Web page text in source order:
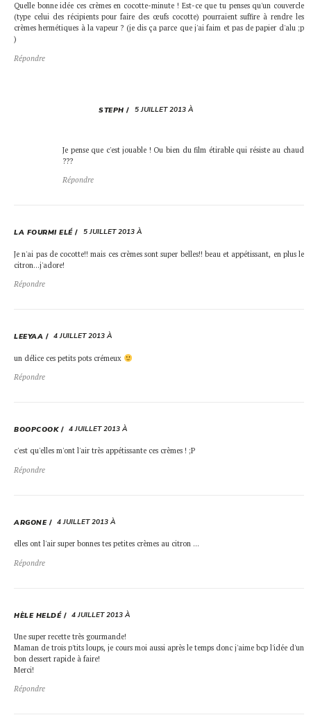
Quelle bonne idée ces crèmes en cocotte-minute ! Est-ce que tu penses qu'un couvercle
(type celui des récipients pour faire des œufs cocotte) pourraient suffire à rendre les
crèmes hermétiques à la vapeur ? (je dis ça parce que j'ai faim et pas de papier d'alu ;p
)
Répondre
STEPH 5 JUILLET 2013 À
Je pense que c'est jouable ! Ou bien du film étirable qui résiste au chaud
???
Répondre
LA FOURMI ELÉ 5 JUILLET 2013 À
Je n'ai pas de cocotte!! mais ces crèmes sont super belles!! beau et appétissant, en plus le
citron…j'adore!
Répondre
LEEYAA 4 JUILLET 2013 À
un délice ces petits pots crémeux
Répondre
BOOPCOOK 4 JUILLET 2013 À
c'est qu'elles m'ont l'air très appétissante ces crèmes ! ;P
Répondre
ARGONE 4 JUILLET 2013 À
elles ont l'air super bonnes tes petites crèmes au citron …
Répondre
HÈLE HELDÉ 4 JUILLET 2013 À
Une super recette très gourmande!
Maman de trois p'tits loups, je cours moi aussi après le temps donc j'aime bcp l'idée d'un
bon dessert rapide à faire!
Merci!
Répondre